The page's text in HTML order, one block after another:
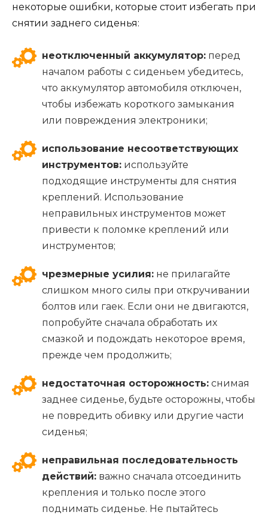
некоторые ошибки, которые стоит избегать при
снятии заднего сиденья:
неотключенный аккумулятор: перед
началом работы с сиденьем убедитесь,
что аккумулятор автомобиля отключен,
чтобы избежать короткого замыкания
или повреждения электроники;
использование несоответствующих
инструментов: используйте
подходящие инструменты для снятия
креплений. Использование
неправильных инструментов может
привести к поломке креплений или
инструментов;
чрезмерные усилия: не прилагайте
слишком много силы при откручивании
болтов или гаек. Если они не двигаются,
попробуйте сначала обработать их
смазкой и подождать некоторое время,
прежде чем продолжить;
недостаточная осторожность: снимая
заднее сиденье, будьте осторожны, чтобы
не повредить обивку или другие части
сиденья;
неправильная последовательность
действий: важно сначала отсоединить
крепления и только после этого
поднимать сиденье. Не пытайтесь